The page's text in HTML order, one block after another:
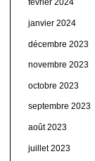
février 2024
janvier 2024
décembre 2023
novembre 2023
octobre 2023
septembre 2023
août 2023
juillet 2023